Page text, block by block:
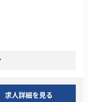
求人詳細を見る